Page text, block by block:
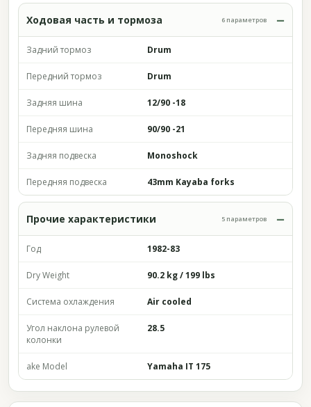
Ходовая часть и тормоза 6 параметров
Задний тормоз Drum
Передний тормоз Drum
Задняя шина 12/90 -18
Передняя шина 90/90 -21
Задняя подвеска Monoshock
Передняя подвеска 43mm Kayaba forks
Прочие характеристики 5 параметров
Год 1982-83
Dry Weight 90.2 kg / 199 lbs
Система охлаждения Air cooled
Угол наклона рулевой
колонки
28.5
ake Model Yamaha IT 175